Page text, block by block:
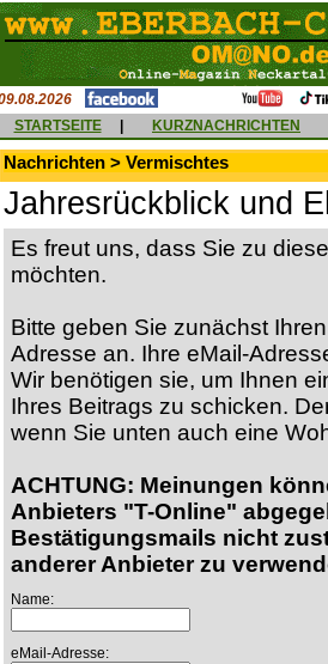
STARTSEITE
KURZNACHRICHTEN
Nachrichten > Vermischtes
Jahresrückblick und
Es freut uns, dass Sie zu
möchten.
Bitte geben Sie zunächst
Adresse an. Ihre eMail-
Wir benötigen sie, um Ihnen
Ihres Beitrags zu schicken.
wenn Sie unten auch eine
ACHTUNG: Meinungen
Anbieters "T-Online"
Bestätigungsmails nicht
anderer Anbieter zu
Name:
eMail-Adresse: